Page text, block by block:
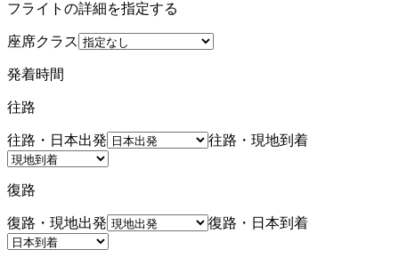
フライトの詳細を指定する
座席クラス
発着時間
往路
往路・日本出発 往路・現地到着
復路
復路・現地出発 復路・日本到着